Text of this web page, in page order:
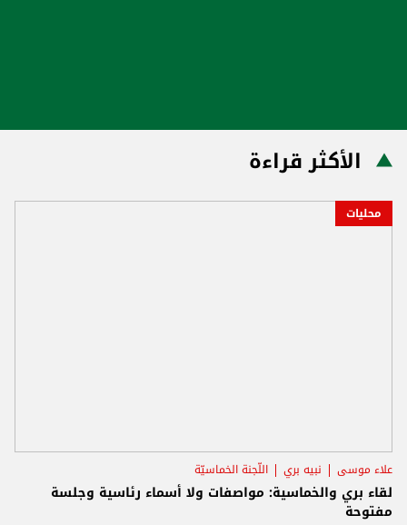
الأكثر قراءة
محليات
علاء موسى نبيه بري اللّجنة الخماسيّة
لقاء بري والخماسية: مواصفات ولا أسماء رئاسية وجلسة
مفتوحة